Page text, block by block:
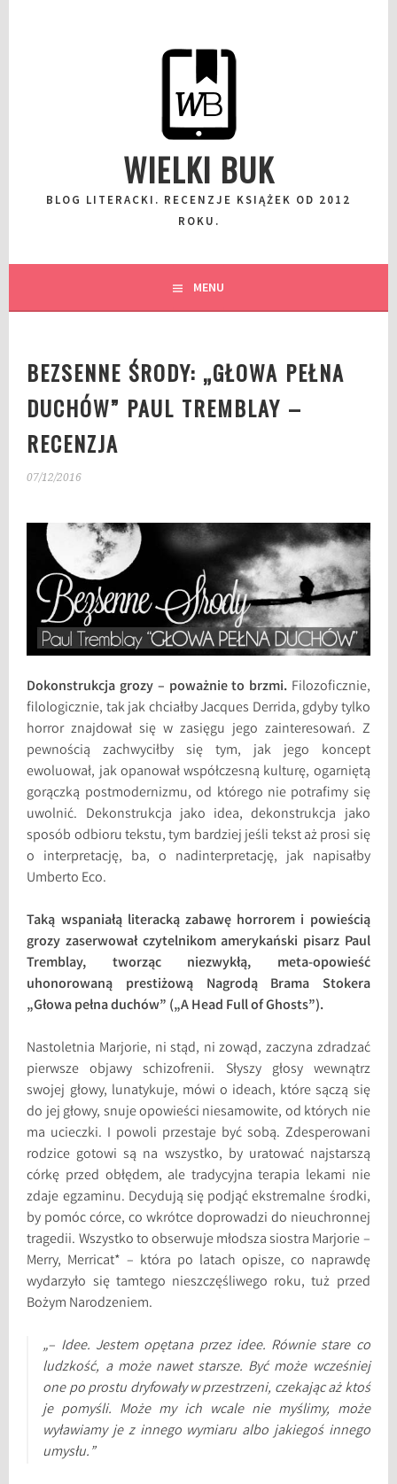
WIELKI BUK
BLOG LITERACKI. RECENZJE KSIĄŻEK OD 2012
ROKU.
MENU
BEZSENNE ŚRODY: „GŁOWA PEŁNA
DUCHÓW” PAUL TREMBLAY –
RECENZJA
07/12/2016
Dokonstrukcja grozy – poważnie to brzmi.Filozoficznie,
filologicznie, tak jak chciałby Jacques Derrida, gdyby tylko
horror znajdował się w zasięgu jego zainteresowań. Z
pewnością zachwyciłby się tym, jak jego koncept
ewoluował, jak opanował współczesną kulturę, ogarniętą
gorączką postmodernizmu, od którego nie potrafimy się
uwolnić. Dekonstrukcja jako idea, dekonstrukcja jako
sposób odbioru tekstu, tym bardziej jeśli tekst aż prosi się
o interpretację, ba, o nadinterpretację, jak napisałby
Umberto Eco.
Taką wspaniałą literacką zabawę horrorem i powieścią
grozy zaserwował czytelnikom amerykański pisarz Paul
Tremblay, tworząc niezwykłą, meta-opowieść
uhonorowaną prestiżową Nagrodą Brama Stokera
„Głowa pełna duchów” („A Head Full of Ghosts”).
Nastoletnia Marjorie, ni stąd, ni zowąd, zaczyna zdradzać
pierwsze objawy schizofrenii. Słyszy głosy wewnątrz
swojej głowy, lunatykuje, mówi o ideach, które sączą się
do jej głowy, snuje opowieści niesamowite, od których nie
ma ucieczki. I powoli przestaje być sobą. Zdesperowani
rodzice gotowi są na wszystko, by uratować najstarszą
córkę przed obłędem, ale tradycyjna terapia lekami nie
zdaje egzaminu. Decydują się podjąć ekstremalne środki,
by pomóc córce, co wkrótce doprowadzi do nieuchronnej
tragedii. Wszystko to obserwuje młodsza siostra Marjorie –
Merry, Merricat* – która po latach opisze, co naprawdę
wydarzyło się tamtego nieszczęśliwego roku, tuż przed
Bożym Narodzeniem.
„– Idee. Jestem opętana przez idee. Równie stare co
ludzkość, a może nawet starsze. Być może wcześniej
one po prostu dryfowały w przestrzeni, czekając aż ktoś
je pomyśli. Może my ich wcale nie myślimy, może
wyławiamy je z innego wymiaru albo jakiegoś innego
umysłu.”